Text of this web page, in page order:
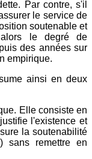
Par contre, s'il
le service de
soutenable et
alors le degré de
des années sur
empirique.
ainsi en deux
Elle consiste en
l'existence et
la soutenabilité
) sans remettre en